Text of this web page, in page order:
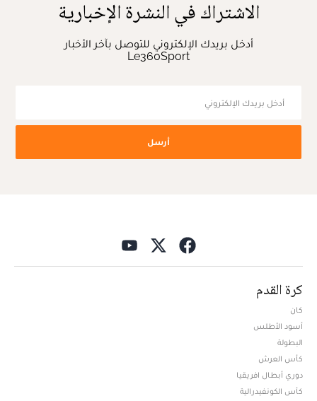
الاشتراك في النشرة الإخبارية
أدخل بريدك الإلكتروني للتوصل بآخر الأخبار
Le360Sport
أرسل
كرة القدم
كان
أسود الأطلس
البطولة
كأس العرش
دوري أبطال افريقيا
كأس الكونفيدرالية